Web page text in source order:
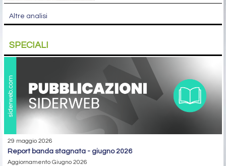
Altre analisi
SPECIALI
29 maggio 2026
report banda stagnata - giugno 2026
Aggiornamento Giugno 2026